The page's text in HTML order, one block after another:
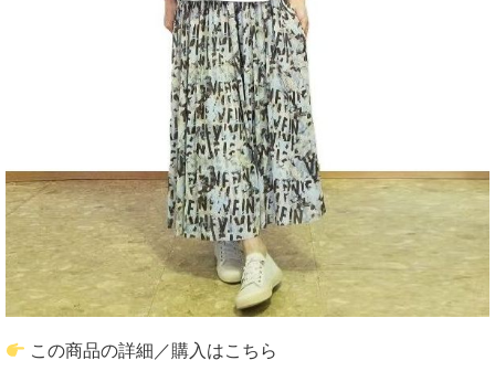
この商品の詳細／購入はこちら